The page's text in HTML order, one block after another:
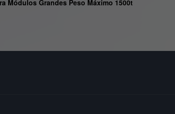
Módulos Grandes Peso Máximo 1500t